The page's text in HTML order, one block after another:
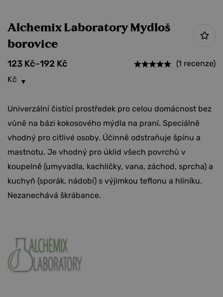
Alchemix Laboratory Mydloš
borovice
123 Kč–192 Kč
(1 recenze)
Kč
Univerzální čistící prostředek pro celou domácnost bez
vůně na bázi kokosového mýdla na praní. Speciálně
vhodný pro citlivé osoby. Účinně odstraňuje špínu a
mastnotu. Je vhodný pro úklid všech povrchů v
koupelně (umyvadla, kachličky, vana, záchod, sprcha) a
kuchyň (sporák, nádobí) s výjimkou teflonu a hliníku.
Nezanechává škrábance.